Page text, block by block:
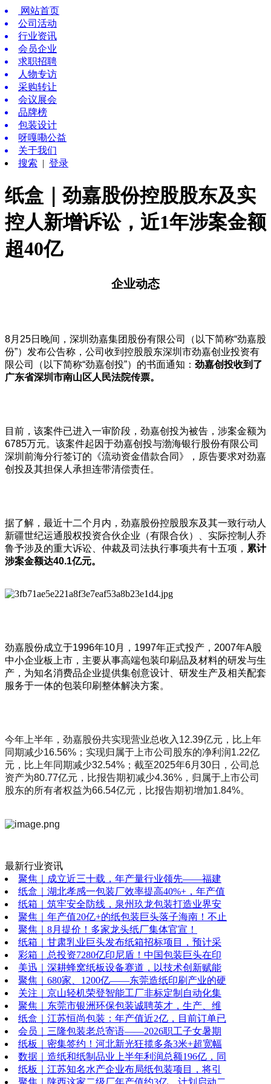
网站首页
公司活动
行业资讯
会员企业
求职招聘
人物专访
采购转让
会议展会
品牌榜
包装设计
呀嘎嘞公益
关于我们
搜索 | 登录
纸盒｜劲嘉股份控股股东及实
控人新增诉讼，近1年涉案金额
超40亿
企业动态
8月25日晚间，深圳劲嘉集团股份有限公司（以下简称“劲嘉股
份”）发布公告称，公司收到控股股东深圳市劲嘉创业投资有
限公司（以下简称“劲嘉创投”）的书面通知： 劲嘉创投收到了
广东省深圳市南山区人民法院传票。
目前，该案件已进入一审阶段，劲嘉创投为被告，涉案金额为
6785万元。该案件起因于劲嘉创投与渤海银行股份有限公司
深圳前海分行签订的《流动资金借款合同》，原告要求对劲嘉
创投及其担保人承担连带清偿责任。
据了解，最近十二个月内，劲嘉股份控股股东及其一致行动人
新疆世纪运通股权投资合伙企业（有限合伙）、实际控制人乔
鲁予涉及的重大诉讼、仲裁及司法执行事项共有十五项， 累计
涉案金额达40.1亿元。
劲嘉股份成立于1996年10月，1997年正式投产，2007年A股
中小企业板上市，主要从事高端包装印刷品及材料的研发与生
产，为知名消费品企业提供集创意设计、研发生产及相关配套
服务于一体的包装印刷整体解决方案。
今年上半年，劲嘉股份共实现营业总收入12.39亿元，比上年
同期减少16.56%；实现归属于上市公司股东的净利润1.22亿
元，比上年同期减少32.54%；截至2025年6月30日，公司总
资产为80.77亿元，比报告期初减少4.36%，归属于上市公司
股东的所有者权益为66.54亿元，比报告期初增加1.84%。
最新行业资讯
聚焦｜成立近三十载，年产量行业领先——福建
纸盒｜湖北孝感一包装厂效率提高40%+，年产值
纸箱｜筑牢安全防线，泉州玖龙包装打造业界安
聚焦｜年产值20亿+的纸包装巨头落子海南！不止
聚焦｜8月提价！多家龙头纸厂集体官宣！
纸箱｜甘肃乳业巨头发布纸箱招标项目，预计采
彩箱｜总投资7280亿印尼盾！中国包装巨头在印
美迅｜深耕蜂窝纸板设备赛道，以技术创新赋能
聚焦｜680家、1200亿——东莞造纸印刷产业的硬
关注｜京山轻机荣登智能工厂非标定制自动化集
聚焦｜东莞市银洲环保包装诚聘英才，生产、维
纸盒｜江苏恒尚包装：年产值近2亿，目前订单已
会员｜三隆包装老总寄语——2026职工子女暑期
纸板｜密集签约！河北新光狂揽多条3米+超宽幅
数据｜造纸和纸制品业上半年利润总额196亿，同
纸板｜江苏知名水产企业布局纸包装项目，将引
聚焦｜陕西这家二级厂年产值约3亿，计划启动二